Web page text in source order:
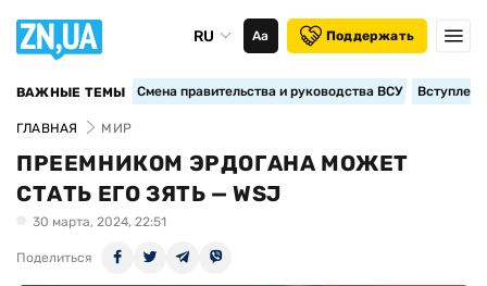
RU Аа Поддержать
ВАЖНЫЕ ТЕМЫ Смена правительства и руководства ВСУ
ГЛАВНАЯ МИР
ПРЕЕМНИКОМ ЭРДОГАНА МОЖЕТ
СТАТЬ ЕГО ЗЯТЬ — WSJ
30 марта, 2024, 22:51
Поделиться